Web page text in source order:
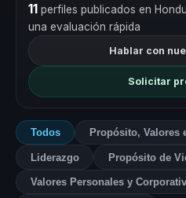
11 perfiles publicados en
una evaluación rápida
Hablar con
Solicitar
Todos Propósito, Valores
Liderazgo Propósito de
Valores Personales y